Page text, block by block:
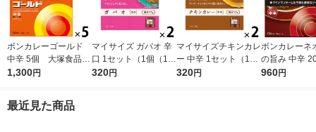
ボンカレーゴールド
中辛 5個 大塚食品
レンジ対応
1,300円
マイサイズ ガパオ 辛
口 1セット（1個（10
0g）×2） 100kcal
320円
マイサイズチキンカレ
ー 中辛 1セット（1個
（100g）×2） 100k
320円
ボンカレーネ
の旨み 中辛
ット（1個×3
960円
最近見た商品